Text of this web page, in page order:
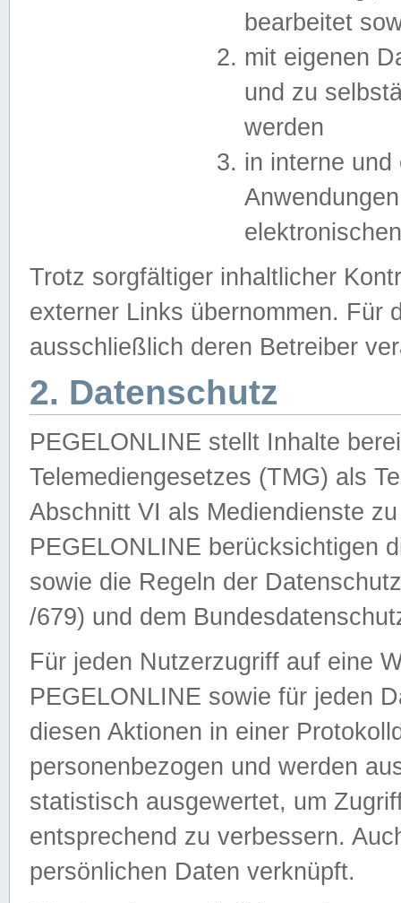
bearbeitet
mit eigenen
und zu
werden
in interne
Trotz sorgfältiger inhaltlicher
externer Links übernommen. Für
ausschließlich deren Betreiber
2. Datenschutz
PEGELONLINE stellt Inhalte
Telemediengesetzes (TMG) als
Abschnitt VI als Mediendienste
PEGELONLINE berücksichtigen
sowie die Regeln der
/679) und dem
Für jeden Nutzerzugriff auf eine
PEGELONLINE sowie für jeden
diesen Aktionen in einer
personenbezogen und werden
statistisch ausgewertet, um
entsprechend zu verbessern.
persönlichen Daten verknüpft.